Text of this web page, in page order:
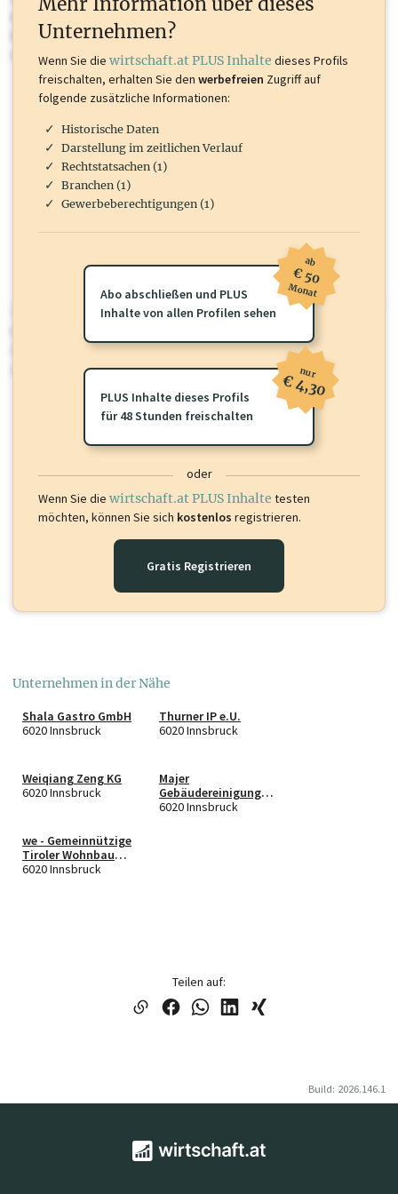
Marken, Patente, Rechtstatsachen, OTS-Aussendungen, und viele
mehr.
wirtschaft.at PLUS
Sie momentan nicht einsehen können. Schalten Sie dieses Profil frei
oder loggen Sie sich ein um diese Inhalte zu sehen.
Unternehmen?
Wenn Sie die wirtschaft.at PLUS Inhalte dieses Profils
freischalten, erhalten Sie den werbefreien Zugriff auf
folgende zusätzliche Informationen:
Historische Daten
Darstellung im zeitlichen Verlauf
Rechtstatsachen (1)
Branchen (1)
Gewerbeberechtigungen (1)
Abo abschließen und PLUS
Inhalte von allen Profilen sehen
ab
€ 50
Monat
PLUS Inhalte dieses Profils
für 48 Stunden freischalten
nur
€ 4,30
oder
Wenn Sie die wirtschaft.at PLUS Inhalte testen
möchten, können Sie sich kostenlos registrieren.
Gratis Registrieren
Unternehmen in der Nähe
Shala Gastro GmbH
6020 Innsbruck
Thurner IP e.U.
6020 Innsbruck
Weiqiang Zeng KG
6020 Innsbruck
Majer
Gebäudereinigung
Gmbh
6020 Innsbruck
we - Gemeinnützige
Tiroler Wohnbau
GmbH
6020 Innsbruck
Teilen auf:
Build: 2026.146.1